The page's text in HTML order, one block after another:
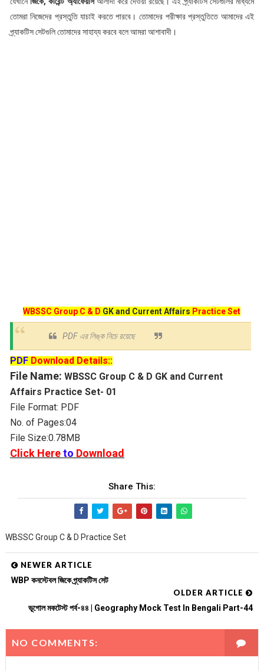
তোমরা নিজেদের প্রস্তুতি যাচাই করতে পারবে। তোমাদের পরীক্ষার প্রস্তুতিতে আমাদের এই
প্র্যাকটিস সেটগুলি তোমাদের সাহায্য করবে বলে আমরা আশাবাদী।
WBSSC Group C & D GK and Current Affairs Practice Set
PDF এর লিঙ্ক নিচে রয়েছে
PDFDownload Details::
File Name: WBSSC Group C & D GK and Current
Affairs Practice Set- 01
File Format: PDF
No. of Pages:04
File Size:0.78MB
Click Hereto Download
Share This:
WBSSC Group C & D Practice Set
NEWER ARTICLE
WBP কনস্টেবল জিকে প্র্যাকটিস সেট
OLDER ARTICLE
ভূগোল মকটেস্ট পর্ব-৪৪ | Geography Mock Test In Bengali Part-44
NO COMMENTS: